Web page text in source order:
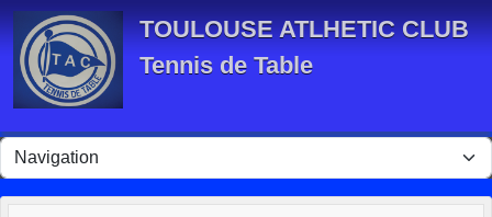
TOULOUSE ATLHETIC CLUB
Tennis de Table
Panneau de gestion des cookies